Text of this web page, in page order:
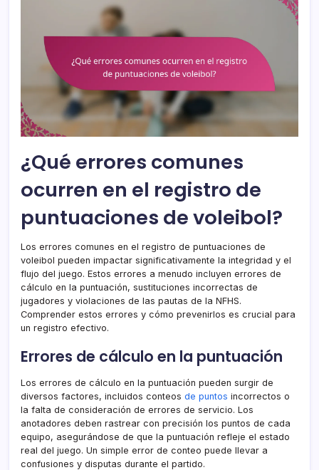
¿Qué errores comunes
ocurren en el registro de
puntuaciones de voleibol?
Los errores comunes en el registro de puntuaciones de
voleibol pueden impactar significativamente la integridad y el
flujo del juego. Estos errores a menudo incluyen errores de
cálculo en la puntuación, sustituciones incorrectas de
jugadores y violaciones de las pautas de la NFHS.
Comprender estos errores y cómo prevenirlos es crucial para
un registro efectivo.
Errores de cálculo en la puntuación
Los errores de cálculo en la puntuación pueden surgir de
diversos factores, incluidos conteos de puntos incorrectos o
la falta de consideración de errores de servicio. Los
anotadores deben rastrear con precisión los puntos de cada
equipo, asegurándose de que la puntuación refleje el estado
real del juego. Un simple error de conteo puede llevar a
confusiones y disputas durante el partido.